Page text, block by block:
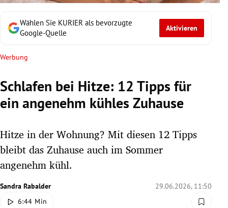
Untermenü
Untermenü
Untermenü
Untermenü
Untermenü
Untermenü
Untermenü
Wählen Sie KURIER als bevorzugte
Google-Quelle
Aktivieren
Werbung
Schlafen bei Hitze: 12 Tipps für
ein angenehm kühles Zuhause
Hitze in der Wohnung? Mit diesen 12 Tipps
bleibt das Zuhause auch im Sommer
angenehm kühl.
Sandra Rabalder
29.06.2026, 11:50
6:44 Min